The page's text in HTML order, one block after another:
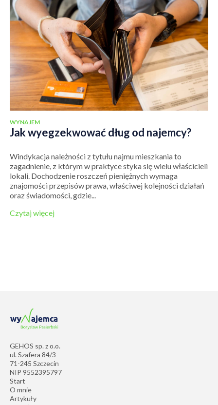
WYNAJEM
Jak wyegzekwować dług od najemcy?
Windykacja należności z tytułu najmu mieszkania to
zagadnienie, z którym w praktyce styka się wielu właścicieli
lokali. Dochodzenie roszczeń pieniężnych wymaga
znajomości przepisów prawa, właściwej kolejności działań
oraz świadomości, gdzie...
Czytaj więcej
GEHOS sp. z o.o.
ul. Szafera 84/3
71-245 Szczecin
NIP 9552395797
Start
O mnie
Artykuły